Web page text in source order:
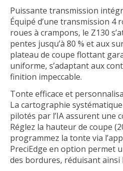
Puissante transmission
Équipé d’une transmission 4
roues à crampons, le Z130
pentes jusqu’à 80 % et aux
plateau de coupe flottant
uniforme, s’adaptant aux
finition impeccable.
Tonte efficace et
La cartographie
pilotés par l’IA assurent une
Réglez la hauteur de coupe
programmez la tonte via
PreciEdge en option permet
des bordures, réduisant ainsi